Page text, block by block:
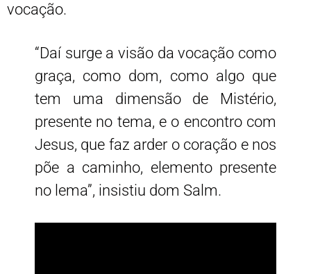
vocação.
“Daí surge a visão da vocação como
graça, como dom, como algo que
tem uma dimensão de Mistério,
presente no tema, e o encontro com
Jesus, que faz arder o coração e nos
põe a caminho, elemento presente
no lema”, insistiu dom Salm.